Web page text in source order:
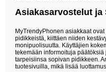
Asiakasarvostelut ja
MyTrendyPhonen asiakkaat
pidikkeistä, kiittäen niiden
monipuolisuutta. Käyttäjien
tekemään informoituja
tarpeisiinsa sopivan pidikkeen.
tuotesivuilla, mikä lisää